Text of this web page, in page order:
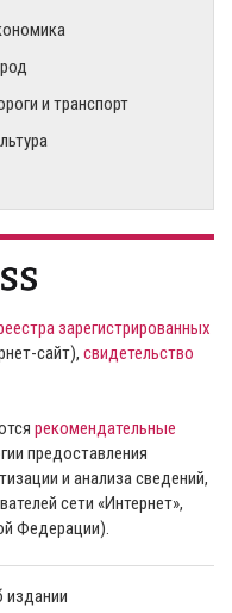
и транспорт
зарегистрированных
сайт), свидетельство
рекомендательные
предоставления
и анализа сведений,
сети «Интернет»,
Федерации).
издании